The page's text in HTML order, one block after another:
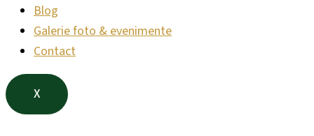
Blog
Galerie foto & evenimente
Contact
X